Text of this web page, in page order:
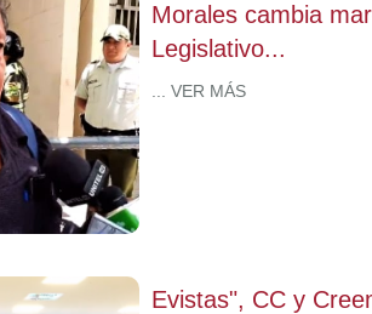
Morales cambia
Legislativo...
... VER MÁS
Evistas", CC y